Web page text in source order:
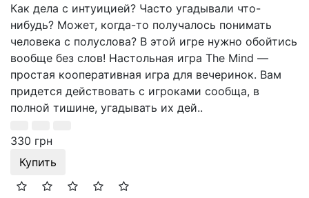
Как дела с интуицией? Часто угадывали что-
нибудь? Может, когда-то получалось понимать
человека с полуслова? В этой игре нужно обойтись
вообще без слов! Настольная игра The Mind —
простая кооперативная игра для вечеринок. Вам
придется действовать с игроками сообща, в
полной тишине, угадывать их дей..
330 грн
Купить